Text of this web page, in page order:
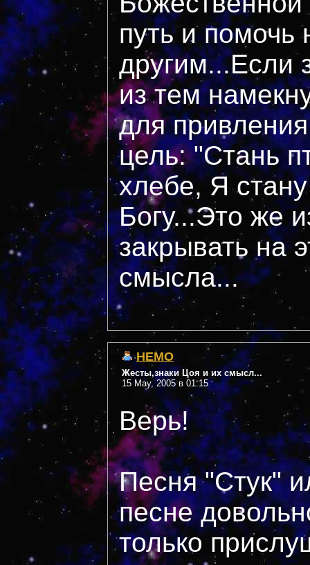
путь и помочь
другим...Если
из тем
для
цель: "Стань
хлебе, Я
Богу...Это же
закрывать на
смысла...
НЕМО
Жесты,знаки Цоя и их смысл...
15 May, 2005 в 01:15
Верь!
Песня "Стук"
песне
только